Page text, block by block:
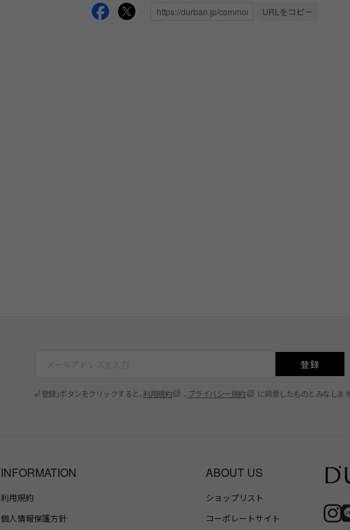
URLをコピー
登録
※「登録」ボタンをクリックすると、 利用規約 、 プライバシー規約 に同意したものとみなします
INFORMATION
利用規約
個人情報保護方針
ABOUT US
ショップリスト
コーポレートサイト